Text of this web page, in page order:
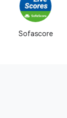
Sofascore